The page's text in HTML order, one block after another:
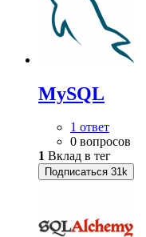
MySQL
1 ответ
0 вопросов
1 Вклад в тег
Подписаться 31k